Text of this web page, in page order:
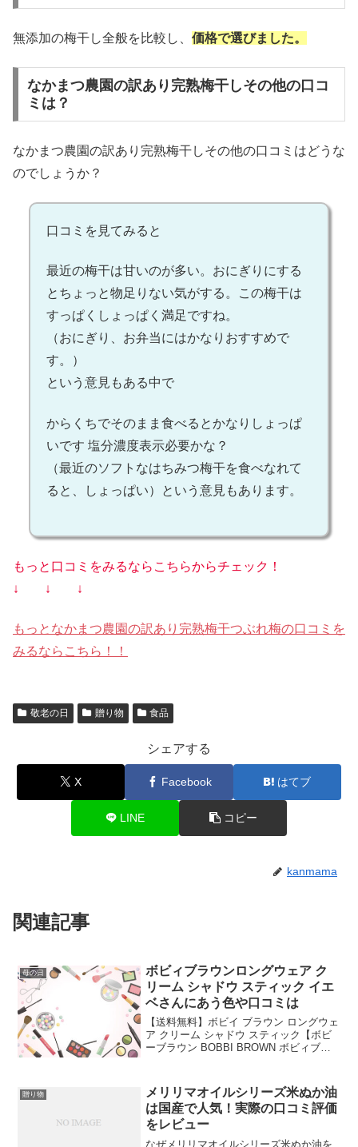
無添加の梅干し全般を比較し、 価格で選びました。
なかまつ農園の訳あり完熟梅干しその他の口コ
ミは？
なかまつ農園の訳あり完熟梅干しその他の口コミはどうな
のでしょうか？
口コミを見てみると
最近の梅干は甘いのが多い。おにぎりにする
とちょっと物足りない気がする。この梅干は
すっぱくしょっぱく満足ですね。
（おにぎり、お弁当にはかなりおすすめで
す。）
という意見もある中で
からくちでそのまま食べるとかなりしょっぱ
いです 塩分濃度表示必要かな？
（最近のソフトなはちみつ梅干を食べなれて
ると、しょっぱい）という意見もあります。
もっと口コミをみるならこちらからチェック！
↓ ↓ ↓
もっとなかまつ農園の訳あり完熟梅干つぶれ梅の口コミを
みるならこちら！！
敬老の日 贈り物 食品
シェアする
X Facebook はてブ
LINE コピー
kanmama
関連記事
母の日
ボビィブラウンロングウェア ク
リーム シャドウ スティック イエ
ベさんにあう色や口コミは
【送料無料】ボビイ ブラウン ロングウェ
ア クリーム シャドウ スティック【ボビ
ーブラウン BOBBI BROWN ボビィブラ
料) (2021/3/11時点)楽天...
贈り物
メリリマオイルシリーズ米ぬか油
は国産で人気！実際の口コミ評価
をレビュー
なぜメリリマオイルシリーズ米ぬか油を